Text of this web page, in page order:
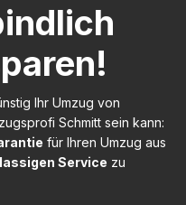
Ihr Umzug von
Schmitt sein kann:
für Ihren Umzug aus
Service zu